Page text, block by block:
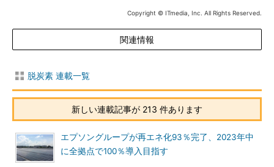
Copyright © ITmedia, Inc. All Rights Reserved.
関連情報
脱炭素 連載一覧
新しい連載記事が 213 件あります
エプソングループが再エネ化93％完了、2023年中
に全拠点で100％導入目指す